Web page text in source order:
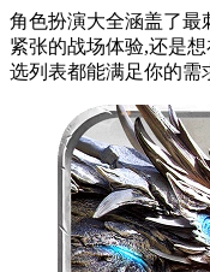
角色扮演大全涵盖了最
紧张的战场体验,还是
选列表都能满足你的需